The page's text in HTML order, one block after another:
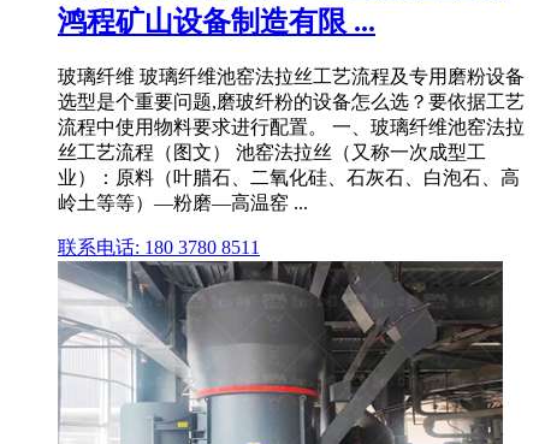
鸿程矿山设备制造有限 ...
玻璃纤维 玻璃纤维池窑法拉丝工艺流程及专用磨粉设备
选型是个重要问题,磨玻纤粉的设备怎么选？要依据工艺
流程中使用物料要求进行配置。 一、玻璃纤维池窑法拉
丝工艺流程（图文） 池窑法拉丝（又称一次成型工
业）：原料（叶腊石、二氧化硅、石灰石、白泡石、高
岭土等等）—粉磨—高温窑 ...
联系电话: 180 3780 8511